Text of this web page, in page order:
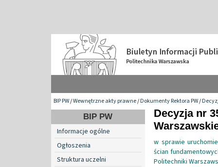
BIP PW/Wewnętrzne akty prawne/Dokumenty Rektora PW/
BIP PW
Informacje ogólne
Ogłoszenia
Struktura uczelni
Decyzja nr
w sprawie
ścian
Politechniki